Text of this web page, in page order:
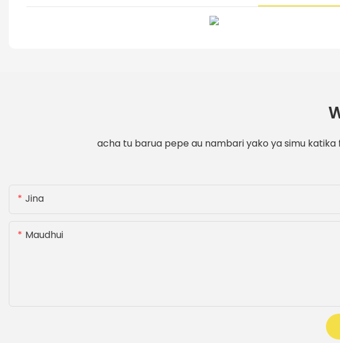
acha tu barua pepe au nambari yako ya simu
Jina
Maudhui